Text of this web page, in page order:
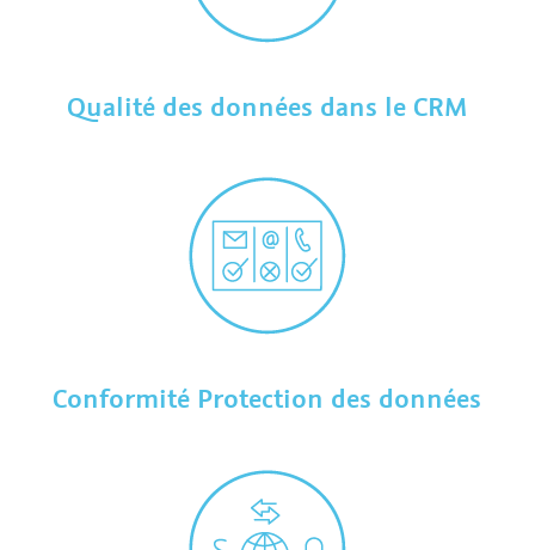
Qualité des données dans le CRM
Conformité Protection des données